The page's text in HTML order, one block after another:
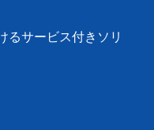
るサービス付きソリ